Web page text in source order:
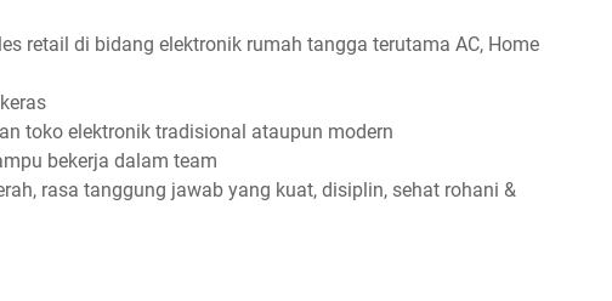
retail di bidang elektronik rumah tangga terutama AC, Home
toko elektronik tradisional ataupun modern
bekerja dalam team
rasa tanggung jawab yang kuat, disiplin, sehat rohani &